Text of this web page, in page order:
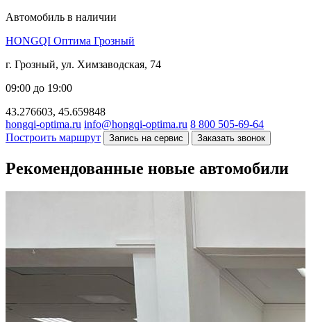
Автомобиль в наличии
HONGQI Оптима Грозный
г. Грозный, ул. Химзаводская, 74
09:00 до 19:00
43.276603, 45.659848
hongqi-optima.ru info@hongqi-optima.ru 8 800 505-69-64
Построить маршрут
Запись на сервис Заказать звонок
Рекомендованные новые автомобили